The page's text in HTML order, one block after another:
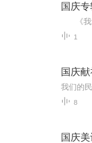
国庆
1
国庆
8
国庆